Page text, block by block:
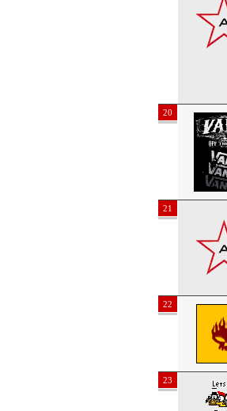
20
21
22
23